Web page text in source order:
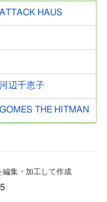
ATTACK HAUS
河辺千恵子
GOMES THE HITMAN
編集・加工して作成